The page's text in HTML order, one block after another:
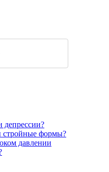
депрессии?
стройные формы?
давлении